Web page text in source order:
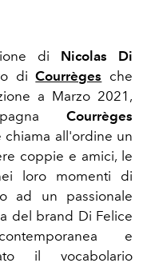
di Nicolas Di
diCourrèges che
a Marzo 2021,
Courrèges
chiama all'ordine un
coppie e amici, le
loro momenti di
ad un passionale
del brand Di Felice
e
il vocabolario